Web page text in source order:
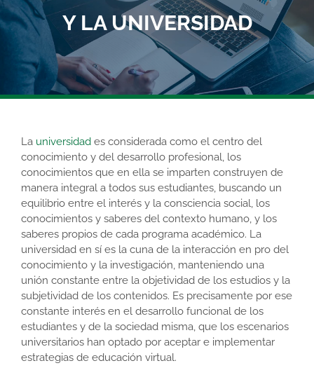
Y LA UNIVERSIDAD
La universidad es considerada como el centro del
conocimiento y del desarrollo profesional, los
conocimientos que en ella se imparten construyen de
manera integral a todos sus estudiantes, buscando un
equilibrio entre el interés y la consciencia social, los
conocimientos y saberes del contexto humano, y los
saberes propios de cada programa académico. La
universidad en sí es la cuna de la interacción en pro del
conocimiento y la investigación, manteniendo una
unión constante entre la objetividad de los estudios y la
subjetividad de los contenidos. Es precisamente por ese
constante interés en el desarrollo funcional de los
estudiantes y de la sociedad misma, que los escenarios
universitarios han optado por aceptar e implementar
estrategias de educación virtual.